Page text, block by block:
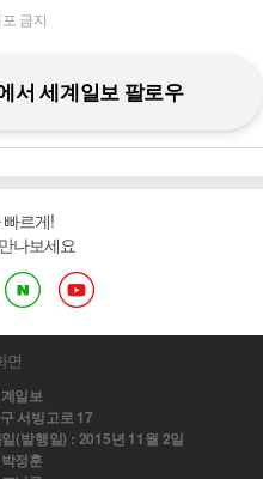
금지
서 세계일보 팔로우
르게!
나보세요
면
일보
서빙고로 17
(발행일) : 2015년 11월 2일
정훈